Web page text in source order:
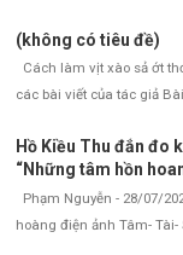
(không có tiêu đề)
Cách làm vịt xào sả ớt
các bài viết của tác giả
Hồ Kiều Thu đắn đo
“Những tâm hồn
Phạm Nguyễn - 28/07/
hoàng điện ảnh Tâm- Tài-